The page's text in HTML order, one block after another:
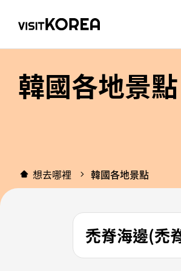
韓國各地景點
想去哪裡 韓國各地景點
禿脊海邊(禿